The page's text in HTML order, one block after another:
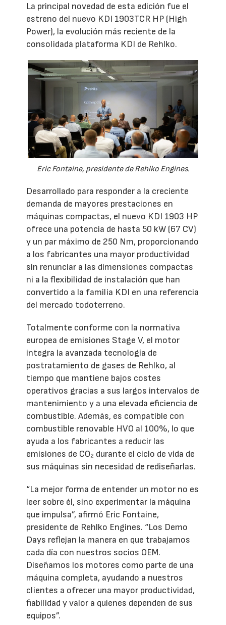
La principal novedad de esta edición fue el
estreno del nuevo KDI 1903TCR HP (High
Power), la evolución más reciente de la
consolidada plataforma KDI de Rehlko.
Eric Fontaine, presidente de Rehlko Engines.
Desarrollado para responder a la creciente
demanda de mayores prestaciones en
máquinas compactas, el nuevo KDI 1903 HP
ofrece una potencia de hasta 50 kW (67 CV)
y un par máximo de 250 Nm, proporcionando
a los fabricantes una mayor productividad
sin renunciar a las dimensiones compactas
ni a la flexibilidad de instalación que han
convertido a la familia KDI en una referencia
del mercado todoterreno.
Totalmente conforme con la normativa
europea de emisiones Stage V, el motor
integra la avanzada tecnología de
postratamiento de gases de Rehlko, al
tiempo que mantiene bajos costes
operativos gracias a sus largos intervalos de
mantenimiento y a una elevada eficiencia de
combustible. Además, es compatible con
combustible renovable HVO al 100%, lo que
ayuda a los fabricantes a reducir las
emisiones de CO₂ durante el ciclo de vida de
sus máquinas sin necesidad de rediseñarlas.
“La mejor forma de entender un motor no es
leer sobre él, sino experimentar la máquina
que impulsa”, afirmó Eric Fontaine,
presidente de Rehlko Engines. “Los Demo
Days reflejan la manera en que trabajamos
cada día con nuestros socios OEM.
Diseñamos los motores como parte de una
máquina completa, ayudando a nuestros
clientes a ofrecer una mayor productividad,
fiabilidad y valor a quienes dependen de sus
equipos”.